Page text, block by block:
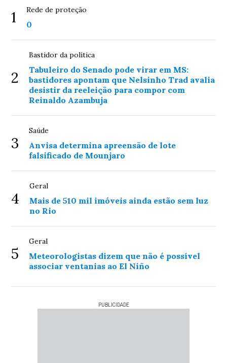
1 Rede de proteção
0
2
Bastidor da política
Tabuleiro do Senado pode virar em MS:
bastidores apontam que Nelsinho Trad avalia
desistir da reeleição para compor com
Reinaldo Azambuja
3
Saúde
Anvisa determina apreensão de lote
falsificado de Mounjaro
4
Geral
Mais de 510 mil imóveis ainda estão sem luz
no Rio
5
Geral
Meteorologistas dizem que não é possível
associar ventanias ao El Niño
PUBLICIDADE